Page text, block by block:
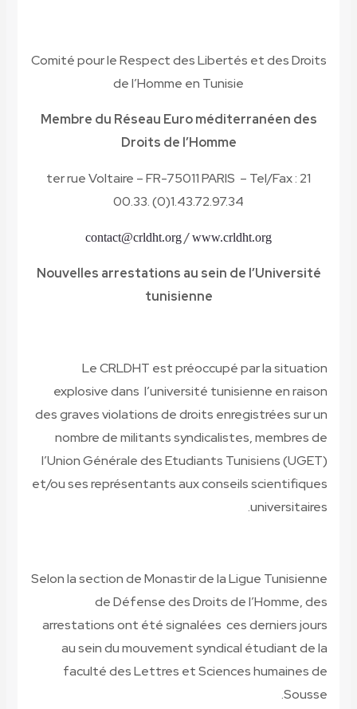
Comité pour le Respect des Libertés et des Droits
de l’Homme en Tunisie
Membre du Réseau Euro méditerranéen des
Droits de l’Homme
21 ter rue Voltaire – FR-75011 PARIS – Tel/Fax :
00.33. (0)1.43.72.97.34
contact@crldht.org/www.crldht.org
Nouvelles arrestations au sein de l’Université
tunisienne
Le CRLDHT est préoccupé par la situation
explosive dans l’université tunisienne en raison
des graves violations de droits enregistrées sur un
nombre de militants syndicalistes, membres de
l’Union Générale des Etudiants Tunisiens (UGET)
et/ou ses représentants aux conseils scientifiques
universitaires.
Selon la section de Monastir de la Ligue Tunisienne
de Défense des Droits de l’Homme, des
arrestations ont été signalées ces derniers jours
au sein du mouvement syndical étudiant de la
faculté des Lettres et Sciences humaines de
Sousse.